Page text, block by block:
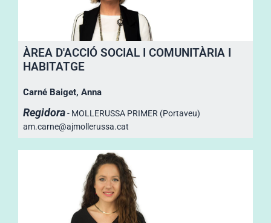
ÀREA D'ACCIÓ SOCIAL I COMUNITÀRIA I
HABITATGE
Carné Baiget, Anna
Regidora- MOLLERUSSA PRIMER (Portaveu)
am.carne@ajmollerussa.cat